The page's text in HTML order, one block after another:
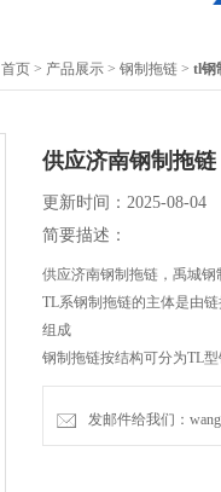
首页 > 产品展示 > 钢制拖链 > tl钢
供应济南钢制拖
更新时间：2025-08-04
简要描述：
供应济南钢制拖链，禹城
TL系钢制拖链的主体是由
组成
钢制拖链按结构可分为TL
95、100、125、180、225
种支撑板的形式。（
发邮件给我们：